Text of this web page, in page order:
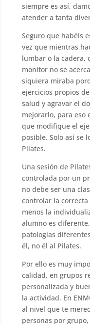
siempre es así,
atender a tanta
Seguro que habéis
vez que mientras
lumbar o la cadera,
monitor no se
siquiera miraba
ejercicios propios
salud y agravar el
mejorarlo, para eso
que modifique el
posible. Solo así se
Pilates.
Una sesión de
controlada por un
no debe ser una
controlar la
menos la
alumno es
patologías
él, no él al Pilates.
Por ello es muy
calidad, en grupos
personalizada y
la actividad. En
al nivel que te
personas por